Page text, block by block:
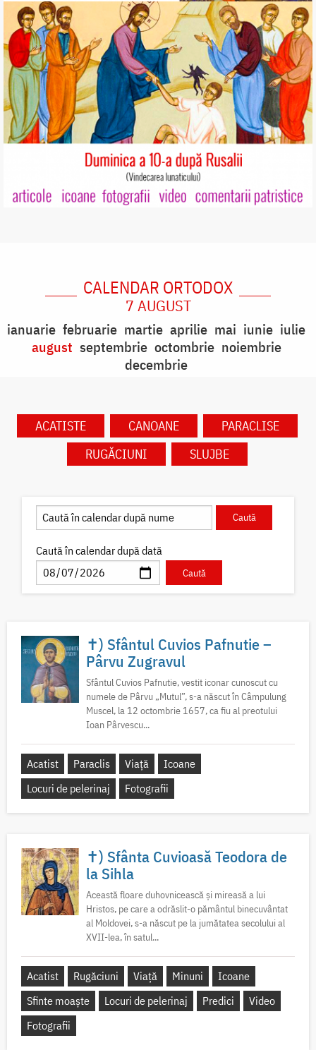
CALENDAR ORTODOX
7 AUGUST
ianuarie februarie martie aprilie mai iunie iulie
august septembrie octombrie noiembrie
decembrie
ACATISTE CANOANE
PARACLISE
RUGĂCIUNI
SLUJBE
Caută în calendar după dată
✝) Sfântul Cuvios Pafnutie –
Pârvu Zugravul
Sfântul Cuvios Pafnutie, vestit iconar cunoscut cu
numele de Pârvu „Mutul”, s-a născut în Câmpulung
Muscel, la 12 octombrie 1657, ca fiu al preotului
Ioan Pârvescu...
Acatist Paraclis Viață
Icoane
Locuri de pelerinaj
Fotografii
✝) Sfânta Cuvioasă Teodora de
la Sihla
Această floare duhovnicească și mireasă a lui
Hristos, pe care a odrăslit-o pământul binecuvântat
al Moldovei, s-a născut pe la jumătatea secolului al
XVII-lea, în satul...
Acatist Rugăciuni Viață Minuni
Icoane
Sfinte moaște
Locuri de pelerinaj Predici
Video
Fotografii